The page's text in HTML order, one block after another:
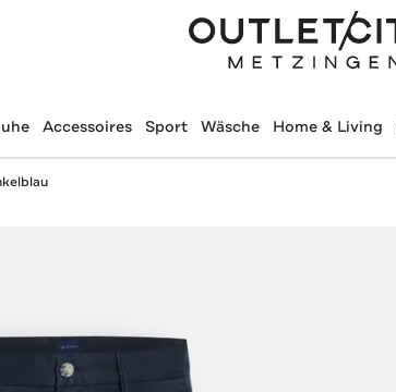
Accessoires Sport Wäsche Home & Living